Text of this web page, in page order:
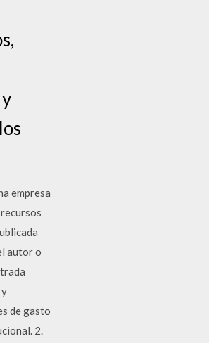
empresa
autor o
de gasto
2.